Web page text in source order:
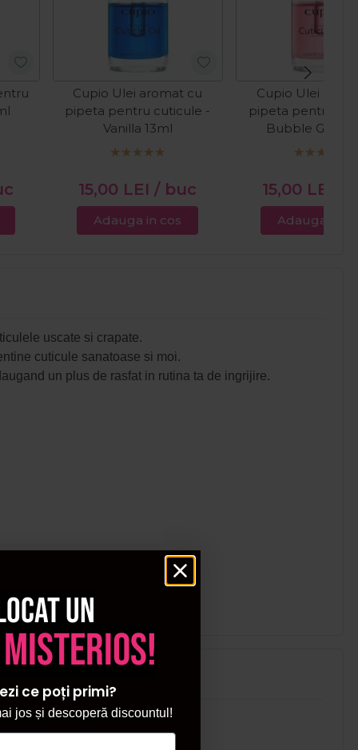
Cupio Ulei aromat cu
pipeta pentru cuticule -
Vanilla 13ml
15,00 LEI / buc
Adauga in cos
Cupio Ulei
pipeta pentru
Bubble Gum
15,00 LEI
Adauga in
uscate si crapate.
cuticule sanatoase si moi.
un plus de rasfat in rutina ta de ingrijire.
un
ce poți primi?
jos și descoperă discountul!